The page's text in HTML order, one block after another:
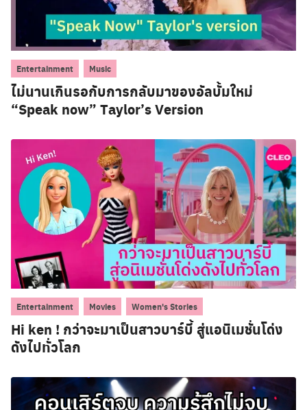
Entertainment Music
ไม่นานเกินรอกับการกลับมาของอัลบั้มใหม่
“Speak now” Taylor’s Version
Entertainment Movies Women's Stories
Hi ken ! กว่าจะมาเป็นสาวบาร์บี้ สู่แอนิเมชั่นโด่ง
ดังไปทั่วโลก